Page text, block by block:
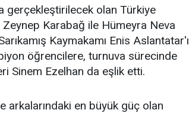
gerçekleştirilecek olan Türkiye
Zeynep Karabağ ile Hümeyra Neva
Kaymakamı Enis Aslantatar'ı
öğrencilere, turnuva sürecinde
Sinem Ezelhan da eşlik etti.
arkalarındaki en büyük güç olan